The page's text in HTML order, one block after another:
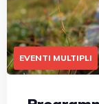
EVENTI MULTIPLI